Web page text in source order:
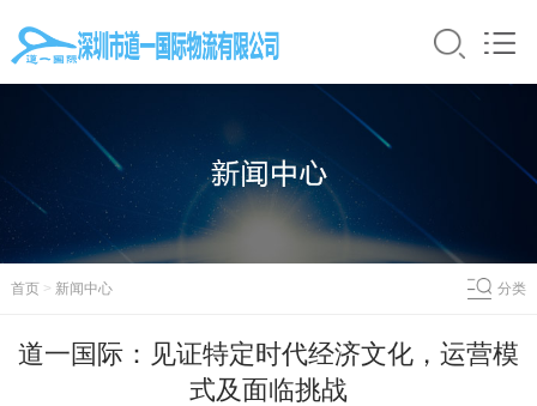
首页> 新闻中心 分类
道一国际：见证特定时代经济文化，运营模
式及面临挑战